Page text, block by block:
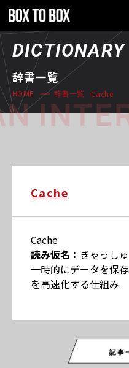
DICTIONARY
辞書一覧
HOME 辞書一覧 Cache
Cache
Cache
読み仮名： きゃっしゅ
一時的にデータを保
を高速化する仕組み
記事